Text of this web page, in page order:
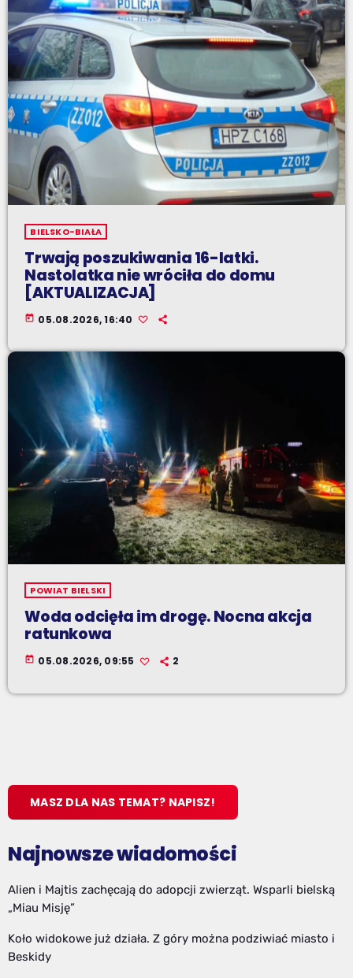
BIELSKO-BIAŁA
Trwają poszukiwania 16-latki.
Nastolatka nie wróciła do domu
[AKTUALIZACJA]
today 05.08.2026, 16:40
POWIAT BIELSKI
Woda odcięła im drogę. Nocna akcja
ratunkowa
today 05.08.2026, 09:55 2
MASZ DLA NAS TEMAT? NAPISZ!
Najnowsze wiadomości
Alien i Majtis zachęcają do adopcji zwierząt. Wsparli bielską
„Miau Misję”
Koło widokowe już działa. Z góry można podziwiać miasto i
Beskidy